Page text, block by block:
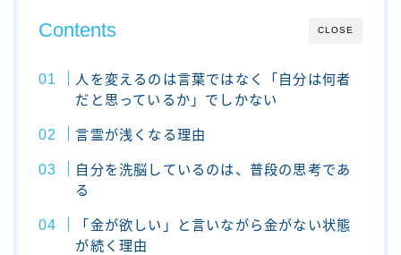
CLOSE
Contents
人を変えるのは言葉ではなく「自分は何者
だと思っているか」でしかない
言霊が浅くなる理由
自分を洗脳しているのは、普段の思考であ
る
「金が欲しい」と言いながら金がない状態
が続く理由